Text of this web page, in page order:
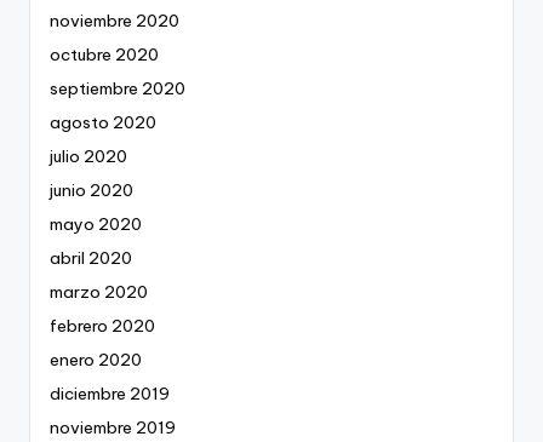
noviembre 2020
octubre 2020
septiembre 2020
agosto 2020
julio 2020
junio 2020
mayo 2020
abril 2020
marzo 2020
febrero 2020
enero 2020
diciembre 2019
noviembre 2019